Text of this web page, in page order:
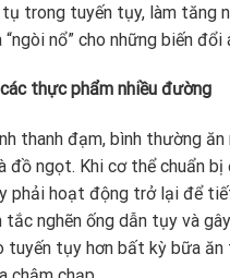
trong tuyến tụy, làm tăng
“ngòi nổ” cho những biến
thực phẩm nhiều đường
thanh đạm, bình thường
đồ ngọt. Khi cơ thể chuẩn
phải hoạt động trở lại để
tắc nghẽn ống dẫn tụy và
tuyến tụy hơn bất kỳ bữa